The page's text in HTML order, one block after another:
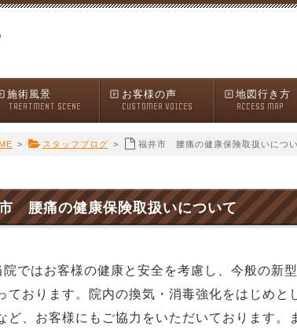
施術風景
TREATMENT SCENE
お客様の声
CUSTOMER VOICES
地図行き方
ACCESS MAP
> スタッフブログ > 福井市 腰痛の健康保険取扱いにつ
腰痛の健康保険取扱いについて
ではお客様の健康と安全を考慮し、今般の新
ております。院内の換気・消毒強化をはじめと
ど、お客様にもご協力をいただいております。